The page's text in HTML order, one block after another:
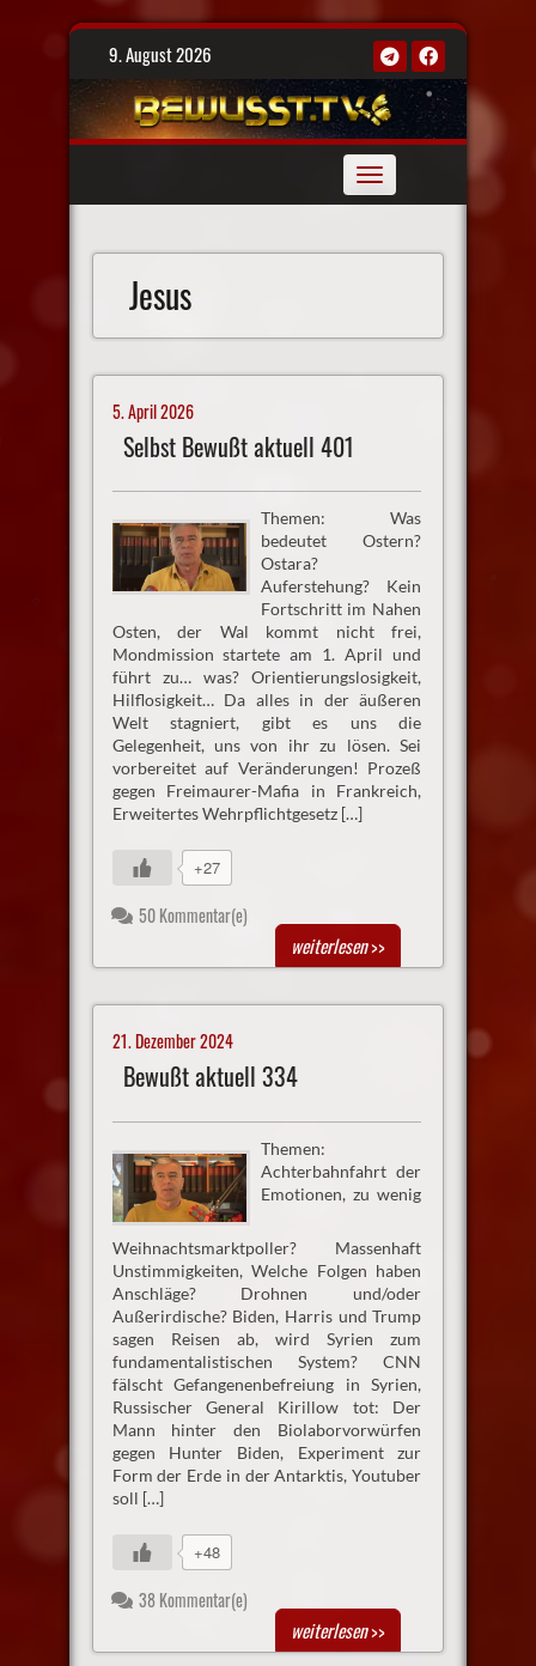
Skip
9. August 2026
Toggle
navigation
Jesus
5. April 2026
Selbst Bewußt aktuell 401
Themen: Was
bedeutet Ostern?
Ostara?
Auferstehung? Kein
Fortschritt im Nahen
Osten, der Wal kommt nicht frei,
Mondmission startete am 1. April und
führt zu… was? Orientierungslosigkeit,
Hilflosigkeit… Da alles in der äußeren
Welt stagniert, gibt es uns die
Gelegenheit, uns von ihr zu lösen. Sei
vorbereitet auf Veränderungen! Prozeß
gegen Freimaurer-Mafia in Frankreich,
Erweitertes Wehrpflichtgesetz […]
+27
50 Kommentar(e)
weiterlesen>>
21. Dezember 2024
Bewußt aktuell 334
Themen:
Achterbahnfahrt der
Emotionen, zu wenig
Weihnachtsmarktpoller? Massenhaft
Unstimmigkeiten, Welche Folgen haben
Anschläge? Drohnen und/oder
Außerirdische? Biden, Harris und Trump
sagen Reisen ab, wird Syrien zum
fundamentalistischen System? CNN
fälscht Gefangenenbefreiung in Syrien,
Russischer General Kirillow tot: Der
Mann hinter den Biolaborvorwürfen
gegen Hunter Biden, Experiment zur
Form der Erde in der Antarktis, Youtuber
soll […]
+48
38 Kommentar(e)
weiterlesen>>